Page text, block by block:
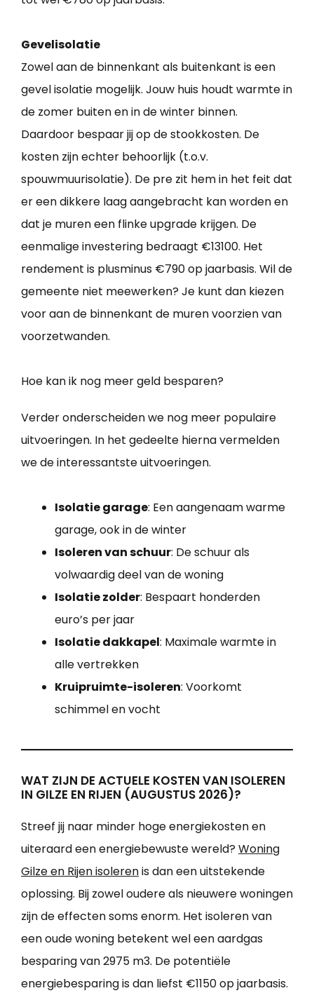
Gevelisolatie
Zowel aan de binnenkant als buitenkant is een
gevel isolatie mogelijk. Jouw huis houdt warmte in
de zomer buiten en in de winter binnen.
Daardoor bespaar jij op de stookkosten. De
kosten zijn echter behoorlijk (t.o.v.
spouwmuurisolatie). De pre zit hem in het feit dat
er een dikkere laag aangebracht kan worden en
dat je muren een flinke upgrade krijgen. De
eenmalige investering bedraagt €13100. Het
rendement is plusminus €790 op jaarbasis. Wil de
gemeente niet meewerken? Je kunt dan kiezen
voor aan de binnenkant de muren voorzien van
voorzetwanden.
Hoe kan ik nog meer geld besparen?
Verder onderscheiden we nog meer populaire
uitvoeringen. In het gedeelte hierna vermelden
we de interessantste uitvoeringen.
Isolatie garage: Een aangenaam warme
garage, ook in de winter
Isoleren van schuur: De schuur als
volwaardig deel van de woning
Isolatie zolder: Bespaart honderden
euro’s per jaar
Isolatie dakkapel: Maximale warmte in
alle vertrekken
Kruipruimte-isoleren: Voorkomt
schimmel en vocht
WAT ZIJN DE ACTUELE KOSTEN VAN ISOLEREN
IN GILZE EN RIJEN (AUGUSTUS 2026)?
Streef jij naar minder hoge energiekosten en
uiteraard een energiebewuste wereld? Woning
Gilze en Rijen isolerenis dan een uitstekende
oplossing. Bij zowel oudere als nieuwere woningen
zijn de effecten soms enorm. Het isoleren van
een oude woning betekent wel een aardgas
besparing van 2975 m3. De potentiële
energiebesparing is dan liefst €1150 op jaarbasis.